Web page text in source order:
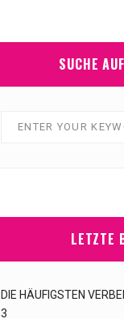
SUCHE
LETZTE
DIE HÄUFIGSTEN
3